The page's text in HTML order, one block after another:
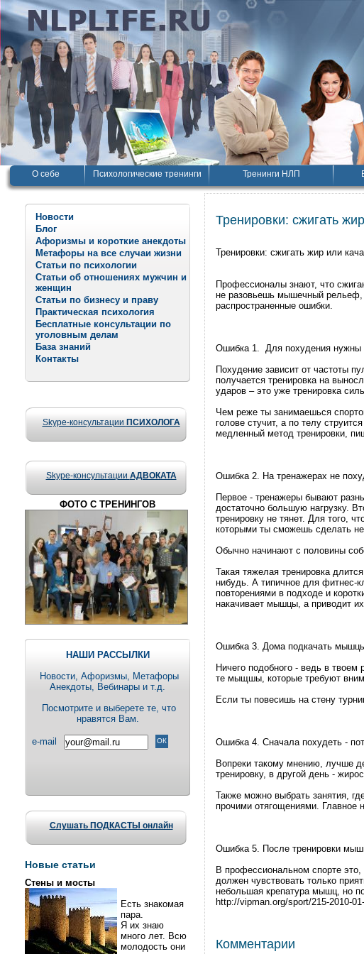
О себе Психологические тренинги Тренинги НЛП
Новости
Блог
Афоризмы и короткие анекдоты
Метафоры на все случаи жизни
Статьи по психологии
Статьи об отношениях мужчин и
женщин
Статьи по бизнесу и праву
Практическая психология
Бесплатные консультации по
уголовным делам
База знаний
Контакты
Skype-консультации ПСИХОЛОГА
Skype-консультации АДВОКАТА
ФОТО С ТРЕНИНГОВ
НАШИ РАССЫЛКИ
Новости, Aфоризмы, Метафоры
Анекдоты, Вебинары и т.д.
Посмотрите и выберете те, что
нравятся Вам.
e-mail
Слушать ПОДКАСТЫ онлайн
Новые статьи
Стены и мосты
Есть знакомая
пара.
Я их знаю
много лет. Всю
молодость они
Тренировки: сжигать
Тренировки: сжигать жир или
Профессионалы знают, что
не разовьешь мышечный рельеф,
распространенные ошибки.
Ошибка 1. Для похудения нужны
Похудение зависит от частоты
получается тренировка на
ударов – это уже тренировка
Чем реже ты занимаешься
голове стучит, а по телу
медленный метод тренировки,
Ошибка 2. На тренажерах не
Первое - тренажеры бывают
достаточно большую нагрузку.
тренировку не тянет. Для того,
которыми ты сможешь сделать
Обычно начинают с половины
Такая тяжелая тренировка
нибудь. А типичное для фитнес-
повторениями в подходе и
накачивает мышцы, а приводит
Ошибка 3. Дома подкачать
Ничего подобного - ведь в твоем
те мыщшы, которые требуют
Если ты повесишь на стену
Ошибка 4. Сначала похудеть -
Вопреки такому мнению, лучше
тренировку, в другой день -
Также можно выбрать занятия,
прочими отягощениями. Главное
Ошибка 5. После тренировки
В профессиональном спорте
должен чувствовать только
небольшая крепатура мышц, но
http://vipman.org/sport/215-2010-
Комментарии